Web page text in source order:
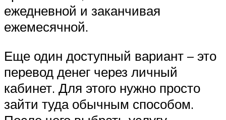
ежедневной и заканчивая
ежемесячной.
Еще один доступный вариант – это
перевод денег через личный
кабинет. Для этого нужно просто
зайти туда обычным способом.